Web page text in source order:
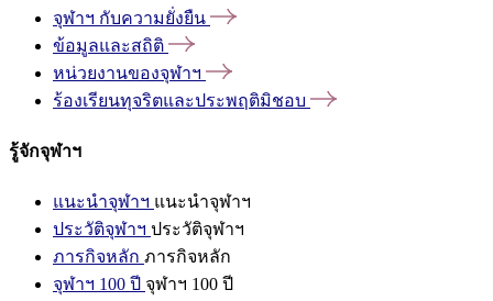
จุฬาฯ กับความยั่งยืน
ข้อมูลและสถิติ
หน่วยงานของจุฬาฯ
ร้องเรียนทุจริตและประพฤติมิชอบ
รู้จักจุฬาฯ
แนะนำจุฬาฯ แนะนำจุฬาฯ
ประวัติจุฬาฯ ประวัติจุฬาฯ
ภารกิจหลัก ภารกิจหลัก
จุฬาฯ 100 ปี จุฬาฯ 100 ปี